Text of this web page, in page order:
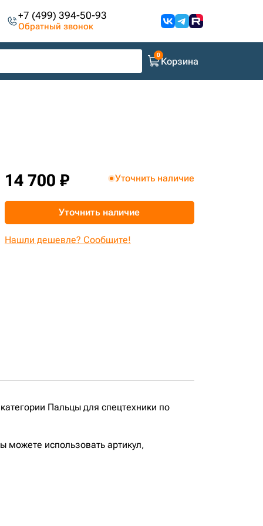
+7 (499) 394-50-93
Обратный звонок
Корзина
14 700 ₽ Уточнить наличие
Уточнить наличие
Нашли дешевле? Сообщите!
Пальцы для спецтехники по
можете использовать артикул,